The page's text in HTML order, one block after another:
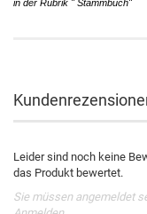
in der Rubrik " Stammbuch"
Leider sind noch keine
das Produkt bewertet.
Sie müssen angemeldet